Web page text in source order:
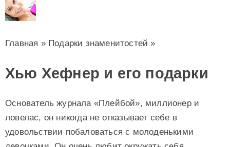
Главная » Подарки знаменитостей »
Хью Хефнер и его подарки
Основатель журнала «Плейбой», миллионер и
ловелас, он никогда не отказывает себе в
удовольствии побаловаться с молоденькими